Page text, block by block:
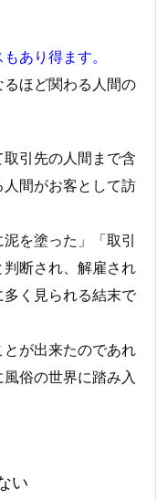
あり得ます。
ほど関わる人間の
引先の人間まで含
間がお客として訪
を塗った」「取引
断され、解雇され
く見られる結末で
が出来たのであれ
俗の世界に踏み入
い